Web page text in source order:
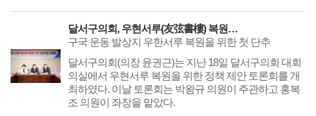
달서구의회, 우현서루(友弦書樓) 복원을 위한 정책 제안 토론회 개최
구국 운동 발상지 우한서루 복원을 위한 첫 단추
달서구의회(의장 윤권근)는 지난 18일 달서구의회 대회
의실에서 우현서루 복원을 위한 정책 제안 토론회를 개
최하였다. 이날 토론회는 박왕규 의원이 주관하고 홍복
조 의원이 좌장을 맡았다.